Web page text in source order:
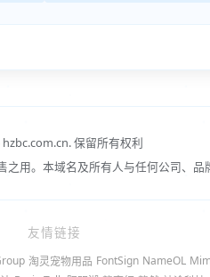
hzbc.com.cn.保留所有权利
用。本域名及所有人与任何公司、品
友情链接
淘灵宠物用品 FontSign NameOL